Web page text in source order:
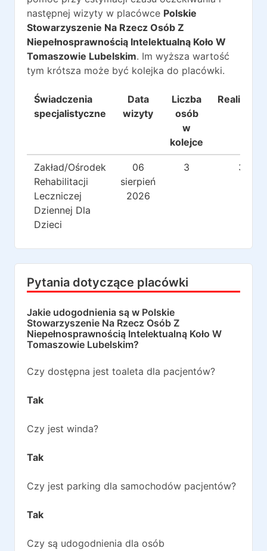
następnej wizyty w placówce Polskie
Stowarzyszenie Na Rzecz Osób Z
Niepełnosprawnością Intelektualną Koło W
Tomaszowie Lubelskim. Im wyższa wartość
tym krótsza może być kolejka do placówki.
Świadczenia
specjalistyczne
Data
wizyty
Liczba
osób
w
kolejce
Realizacje
Zakład/Ośrodek
Rehabilitacji
Leczniczej
Dziennej Dla
Dzieci
06
sierpień
2026
3 3
Pytania dotyczące placówki
Jakie udogodnienia są w Polskie
Stowarzyszenie Na Rzecz Osób Z
Niepełnosprawnością Intelektualną Koło W
Tomaszowie Lubelskim?
Czy dostępna jest toaleta dla pacjentów?
Tak
Czy jest winda?
Tak
Czy jest parking dla samochodów pacjentów?
Tak
Czy są udogodnienia dla osób